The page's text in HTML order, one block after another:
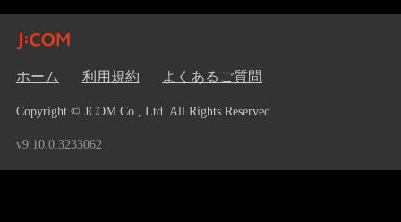
ホーム 利用規約 よくあるご質問
Copyright © JCOM Co., Ltd. All Rights Reserved.
v9.10.0.3233062